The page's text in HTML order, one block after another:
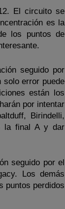
El circuito se
es la
los puntos de
seguido por
solo error puede
están los
por intentar
Birindelli,
la final A y dar
seguido por el
Los demás
puntos perdidos